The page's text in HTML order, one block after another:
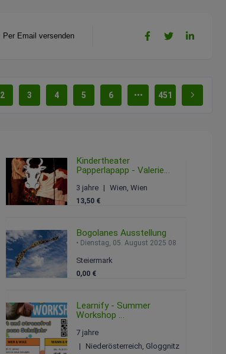
Per Email versenden
2 3 4 5 6 451
Kindertheater
Papperlapapp - Valerie
Schaukel
3 jahre Wien, Wien
13,50 €
Bogolanes Ausstellung
Dienstag, 05. August 2025 08:00
Steiermark
0,00 €
Learnify - Summer
Workshop
7 jahre
Niederösterreich, Gloggnitz